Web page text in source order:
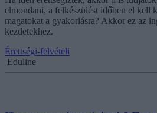
elmondani, a felkészülést időben el kell
magatokat a gyakorlásra? Akkor ez az
kezdetekhez.
Érettségi-felvételi
Eduline